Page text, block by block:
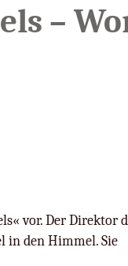
–
vor. Der Direktor
in den Himmel. Sie